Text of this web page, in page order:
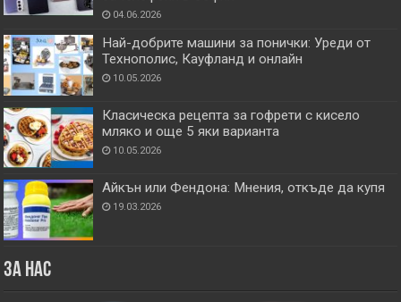
04.06.2026
Най-добрите машини за понички: Уреди от
Технополис, Кауфланд и онлайн
10.05.2026
Класическа рецепта за гофрети с кисело
мляко и още 5 яки варианта
10.05.2026
Айкън или Фендона: Мнения, откъде да купя
19.03.2026
За нас